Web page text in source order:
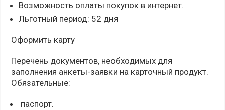
Возможность оплаты покупок в интернет.
Льготный период: 52 дня
Оформить карту
Перечень документов, необходимых для
заполнения анкеты-заявки на карточный продукт.
Обязательные:
паспорт.